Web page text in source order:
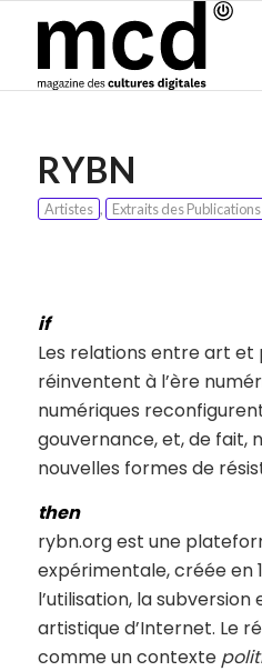
RYBN
Artistes , Extraits des Publications
if
Les relations entre art et
réinventent à l’ère
numériques
gouvernance, et, de fait,
nouvelles formes de
then
rybn.org est une
expérimentale, créée en
l’utilisation, la
artistique d’Internet. Le
comme un contexte